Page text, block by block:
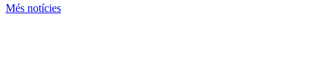
Més notícies